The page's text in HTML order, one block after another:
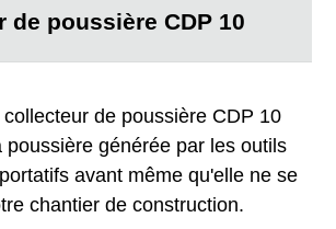
de poussière CDP 10
de poussière CDP 10
poussière générée par les outils
avant même qu'elle ne se
chantier de construction.